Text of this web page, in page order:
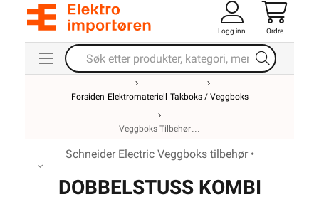
Logg inn Ordre
Forsiden Elektromateriell Takboks / Veggboks
Veggboks Tilbehør
Schneider Electric Veggboks tilbehør •
DOBBELSTUSS KOMBI